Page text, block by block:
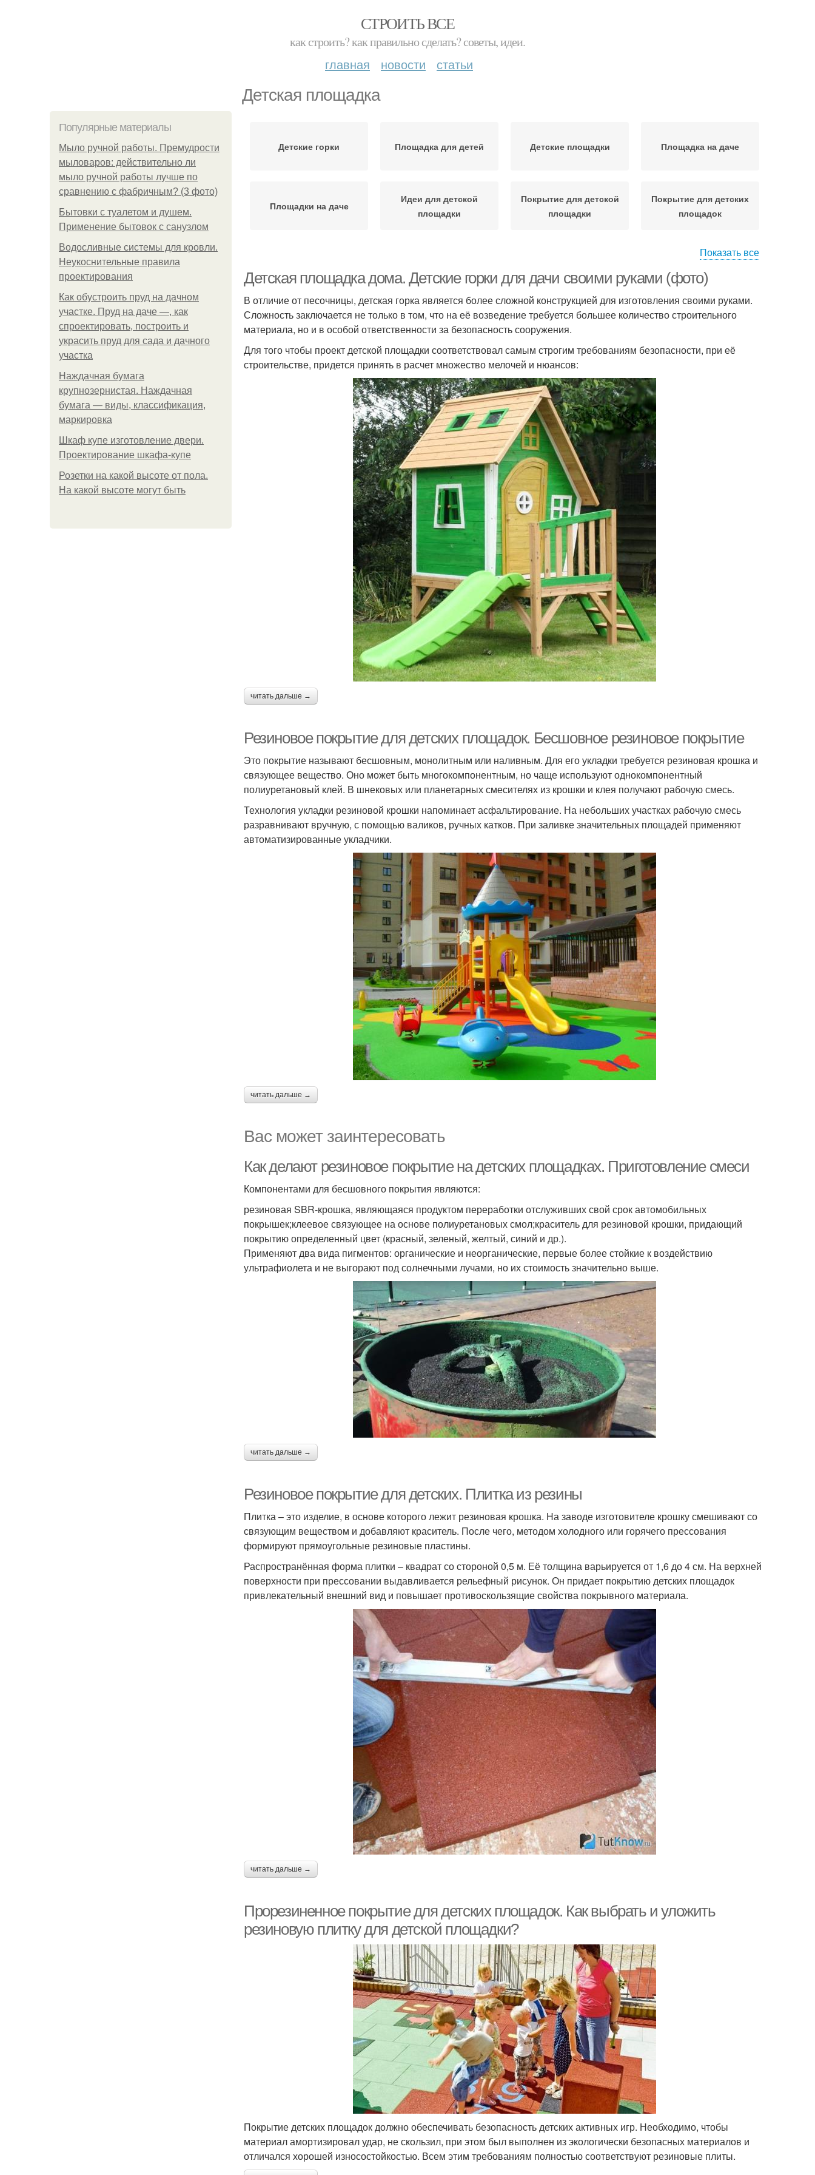
СТРОИТЬ ВСЕ
как строить? как правильно сделать? советы, идеи.
главная новости статьи
Детская площадка
Популярные материалы
Мыло ручной работы. Премудрости
мыловаров: действительно ли
мыло ручной работы лучше по
сравнению с фабричным? (3 фото)
Бытовки с туалетом и душем.
Применение бытовок с санузлом
Водосливные системы для кровли.
Неукоснительные правила
проектирования
Как обустроить пруд на дачном
участке. Пруд на даче —, как
спроектировать, построить и
украсить пруд для сада и дачного
участка
Наждачная бумага
крупнозернистая. Наждачная
бумага — виды, классификация,
маркировка
Шкаф купе изготовление двери.
Проектирование шкафа-купе
Розетки на какой высоте от пола.
На какой высоте могут быть
Детские горки Площадка для детей Детские площадки Площадка на даче
Площадки на даче
Идеи для детской
площадки
Покрытие для детской
площадки
Покрытие для детских
площадок
крошки
Показать все
Детская площадка дома. Детские горки для дачи своими руками (фото)
В отличие от песочницы, детская горка является более сложной конструкцией для изготовления своими руками.
Сложность заключается не только в том, что на её возведение требуется большее количество строительного
материала, но и в особой ответственности за безопасность сооружения.
Для того чтобы проект детской площадки соответствовал самым строгим требованиям безопасности, при её
строительстве, придется принять в расчет множество мелочей и нюансов:
читать дальше →
Резиновое покрытие для детских площадок. Бесшовное резиновое покрытие
Это покрытие называют бесшовным, монолитным или наливным. Для его укладки требуется резиновая крошка и
связующее вещество. Оно может быть многокомпонентным, но чаще используют однокомпонентный
полиуретановый клей. В шнековых или планетарных смесителях из крошки и клея получают рабочую смесь.
Технология укладки резиновой крошки напоминает асфальтирование. На небольших участках рабочую смесь
разравнивают вручную, с помощью валиков, ручных катков. При заливке значительных площадей применяют
автоматизированные укладчики.
читать дальше →
Вас может заинтересовать
Как делают резиновое покрытие на детских площадках. Приготовление смеси
Компонентами для бесшовного покрытия являются:
резиновая SBR-крошка, являющаяся продуктом переработки отслуживших свой срок автомобильных
покрышек;клеевое связующее на основе полиуретановых смол;краситель для резиновой крошки, придающий
покрытию определенный цвет (красный, зеленый, желтый, синий и др.).
Применяют два вида пигментов: органические и неорганические, первые более стойкие к воздействию
ультрафиолета и не выгорают под солнечными лучами, но их стоимость значительно выше.
читать дальше →
Резиновое покрытие для детских. Плитка из резины
Плитка – это изделие, в основе которого лежит резиновая крошка. На заводе изготовителе крошку смешивают со
связующим веществом и добавляют краситель. После чего, методом холодного или горячего прессования
формируют прямоугольные резиновые пластины.
Распространённая форма плитки – квадрат со стороной 0,5 м. Её толщина варьируется от 1,6 до 4 см. На верхней
поверхности при прессовании выдавливается рельефный рисунок. Он придает покрытию детских площадок
привлекательный внешний вид и повышает противоскользящие свойства покрывного материала.
читать дальше →
Прорезиненное покрытие для детских площадок. Как выбрать и уложить
резиновую плитку для детской площадки?
Покрытие детских площадок должно обеспечивать безопасность детских активных игр. Необходимо, чтобы
материал амортизировал удар, не скользил, при этом был выполнен из экологически безопасных материалов и
отличался хорошей износостойкостью. Всем этим требованиям полностью соответствуют резиновые плиты.